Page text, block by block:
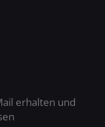
erhalten und